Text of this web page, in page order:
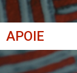
APOIE